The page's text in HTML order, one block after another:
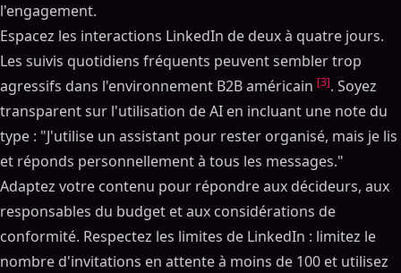
Sommaire
ON THIS PAGE
Comment automatiser votre LinkedIn avec AI (tutoriel
complet avec invites)
Éléments fondamentaux du réengagement des leads
AI piloté par LinkedIn
l'engagement.
Espacez les interactions LinkedIn de deux à quatre jours.
Les suivis quotidiens fréquents peuvent sembler trop
agressifs dans l'environnement B2B américain [3]. Soyez
transparent sur l'utilisation de AI en incluant une note du
type : "J'utilise un assistant pour rester organisé, mais je lis
et réponds personnellement à tous les messages."
Adaptez votre contenu pour répondre aux décideurs, aux
responsables du budget et aux considérations de
conformité. Respectez les limites de LinkedIn : limitez le
nombre d'invitations en attente à moins de 100 et utilisez